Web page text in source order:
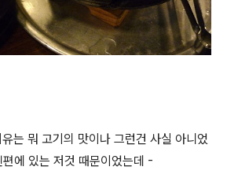
는 뭐 고기의 맛이나 그런건 사실 아니었
편에 있는 저것 때문이었는데 -